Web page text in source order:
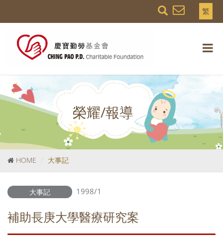
繁
榮耀/報導
HOME 大事記
大事記 1998/1
補助長庚大學醫療研究案